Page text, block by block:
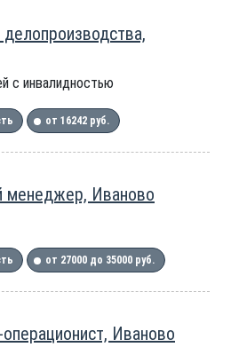
с инвалидностью
от 16242 руб.
менеджер, Иваново
от 27000 до 35000 руб.
Иваново